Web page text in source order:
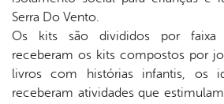
Serra Do Vento.
Os kits são divididos por faixa
receberam os kits compostos por
livros com histórias infantis, os
receberam atividades que